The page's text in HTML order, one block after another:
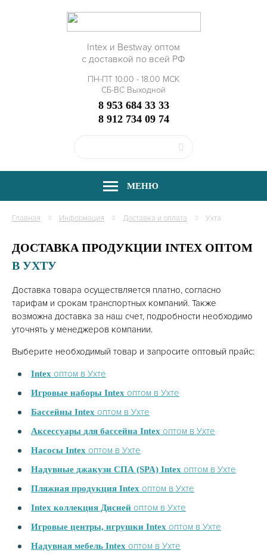
Intex и Bestway оптом
с доставкой по всей РФ
ПН-ПТ 10.00 - 18.00 МСК
СБ-ВС Выходной
8 953 684 33 33
8 912 734 09 74
МЕНЮ
Главная Информация Доставка и оплата Ухта
ДОСТАВКА ПРОДУКЦИИ INTEX ОПТОМ
В УХТУ
Доставка товара осуществляется платно, согласно
тарифам и срокам транспортных компаний. Также
возможна доставка за наш счет, подробности необходимо
уточнять у менеджеров компании.
Выберите необходимый товар и запросите оптовый прайс:
Intex оптом в Ухте
Игровые наборы Intex оптом в Ухте
Бассейны Intex оптом в Ухте
Аксессуары для бассейна Intex оптом в Ухте
Насосы Intex оптом в Ухте
Надувные джакузи СПА (SPA) Intex оптом в Ухте
Пляжная продукция Intex оптом в Ухте
Intex коллекция Дисней оптом в Ухте
Игровые центры, игрушки Intex оптом в Ухте
Надувная мебель Intex оптом в Ухте